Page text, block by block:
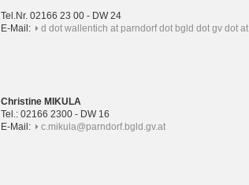
Tel.Nr. 02166 23 00 - DW 24
E-Mail:
d dot wallentich at parndorf dot bgld dot gv dot at
Christine MIKULA
Tel.: 02166 2300 - DW 16
E-Mail:
c.mikula@parndorf.bgld.gv.at